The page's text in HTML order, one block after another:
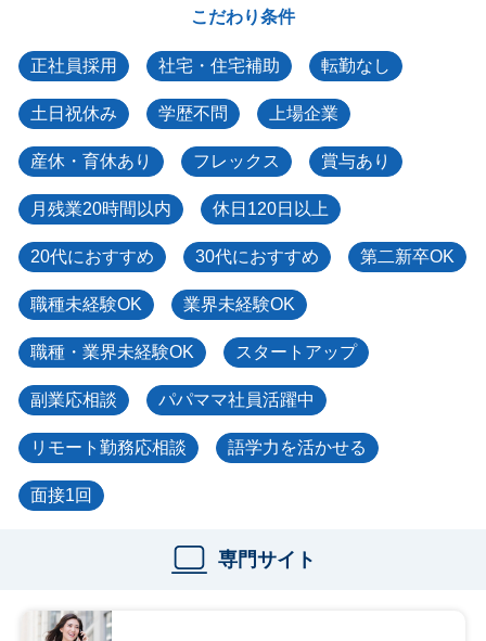
こだわり条件
正社員採用 社宅・住宅補助 転勤なし
土日祝休み 学歴不問 上場企業
産休・育休あり フレックス 賞与あり
月残業20時間以内 休日120日以上
20代におすすめ 30代におすすめ 第二新卒OK
職種未経験OK 業界未経験OK
職種・業界未経験OK スタートアップ
副業応相談 パパママ社員活躍中
リモート勤務応相談 語学力を活かせる
面接1回
専門サイト